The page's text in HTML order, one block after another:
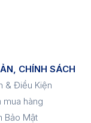
CHÍNH SÁCH
& Điều Kiện
mua hàng
Bảo Mật